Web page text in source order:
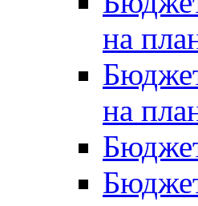
на
на